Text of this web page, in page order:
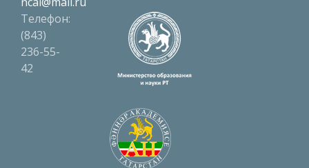
Телефон:
(843)
236-55-
42